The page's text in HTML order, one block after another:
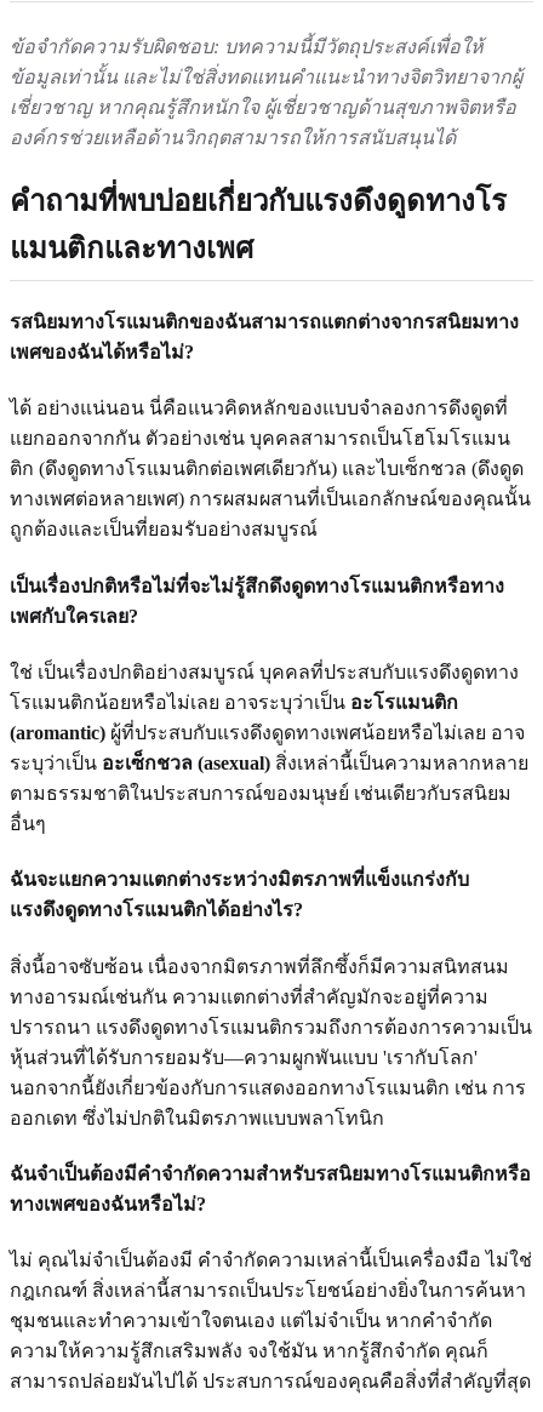
ข้อจำกัดความรับผิดชอบ: บทความนี้มีวัตถุประสงค์เพื่อให้
ข้อมูลเท่านั้น และไม่ใช่สิ่งทดแทนคำแนะนำทางจิตวิทยาจากผู้
เชี่ยวชาญ หากคุณรู้สึกหนักใจ ผู้เชี่ยวชาญด้านสุขภาพจิตหรือ
องค์กรช่วยเหลือด้านวิกฤตสามารถให้การสนับสนุนได้
คำถามที่พบบ่อยเกี่ยวกับแรงดึงดูดทางโร
แมนติกและทางเพศ
รสนิยมทางโรแมนติกของฉันสามารถแตกต่างจากรสนิยมทาง
เพศของฉันได้หรือไม่?
ได้ อย่างแน่นอน นี่คือแนวคิดหลักของแบบจำลองการดึงดูดที่
แยกออกจากกัน ตัวอย่างเช่น บุคคลสามารถเป็นโฮโมโรแมน
ติก (ดึงดูดทางโรแมนติกต่อเพศเดียวกัน) และไบเซ็กชวล (ดึงดูด
ทางเพศต่อหลายเพศ) การผสมผสานที่เป็นเอกลักษณ์ของคุณนั้น
ถูกต้องและเป็นที่ยอมรับอย่างสมบูรณ์
เป็นเรื่องปกติหรือไม่ที่จะไม่รู้สึกดึงดูดทางโรแมนติกหรือทาง
เพศกับใครเลย?
ใช่ เป็นเรื่องปกติอย่างสมบูรณ์ บุคคลที่ประสบกับแรงดึงดูดทาง
โรแมนติกน้อยหรือไม่เลย อาจระบุว่าเป็น อะโรแมนติก
(aromantic) ผู้ที่ประสบกับแรงดึงดูดทางเพศน้อยหรือไม่เลย อาจ
ระบุว่าเป็น อะเซ็กชวล (asexual) สิ่งเหล่านี้เป็นความหลากหลาย
ตามธรรมชาติในประสบการณ์ของมนุษย์ เช่นเดียวกับรสนิยม
อื่นๆ
ฉันจะแยกความแตกต่างระหว่างมิตรภาพที่แข็งแกร่งกับ
แรงดึงดูดทางโรแมนติกได้อย่างไร?
สิ่งนี้อาจซับซ้อน เนื่องจากมิตรภาพที่ลึกซึ้งก็มีความสนิทสนม
ทางอารมณ์เช่นกัน ความแตกต่างที่สำคัญมักจะอยู่ที่ความ
ปรารถนา แรงดึงดูดทางโรแมนติกรวมถึงการต้องการความเป็น
หุ้นส่วนที่ได้รับการยอมรับ—ความผูกพันแบบ 'เรากับโลก'
นอกจากนี้ยังเกี่ยวข้องกับการแสดงออกทางโรแมนติก เช่น การ
ออกเดท ซึ่งไม่ปกติในมิตรภาพแบบพลาโทนิก
ฉันจำเป็นต้องมีคำจำกัดความสำหรับรสนิยมทางโรแมนติกหรือ
ทางเพศของฉันหรือไม่?
ไม่ คุณไม่จำเป็นต้องมี คำจำกัดความเหล่านี้เป็นเครื่องมือ ไม่ใช่
กฎเกณฑ์ สิ่งเหล่านี้สามารถเป็นประโยชน์อย่างยิ่งในการค้นหา
ชุมชนและทำความเข้าใจตนเอง แต่ไม่จำเป็น หากคำจำกัด
ความให้ความรู้สึกเสริมพลัง จงใช้มัน หากรู้สึกจำกัด คุณก็
สามารถปล่อยมันไปได้ ประสบการณ์ของคุณคือสิ่งที่สำคัญที่สุด